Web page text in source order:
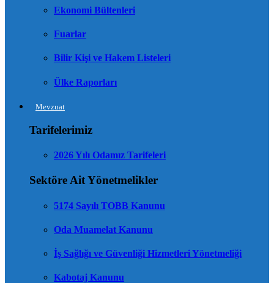
Ekonomi Bültenleri
Fuarlar
Bilir Kişi ve Hakem Listeleri
Ülke Raporları
Mevzuat
Tarifelerimiz
2026 Yılı Odamız Tarifeleri
Sektöre Ait Yönetmelikler
5174 Sayılı TOBB Kanunu
Oda Muamelat Kanunu
İş Sağlığı ve Güvenliği Hizmetleri Yönetmeliği
Kabotaj Kanunu